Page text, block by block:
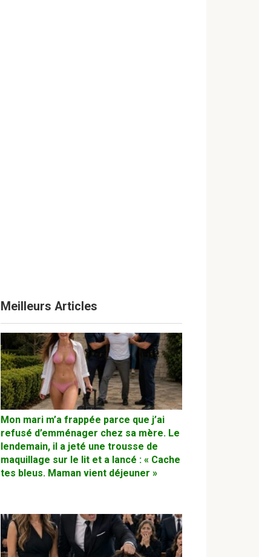
Meilleurs Articles
Mon mari m’a frappée parce que j’ai
refusé d’emménager chez sa mère. Le
lendemain, il a jeté une trousse de
maquillage sur le lit et a lancé : « Cache
tes bleus. Maman vient déjeuner »